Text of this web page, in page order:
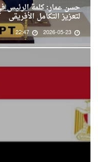
حسن عمار: كلمة الرئيس
لتعزيز التكامل الأفريقى
2026-05-23
22:47